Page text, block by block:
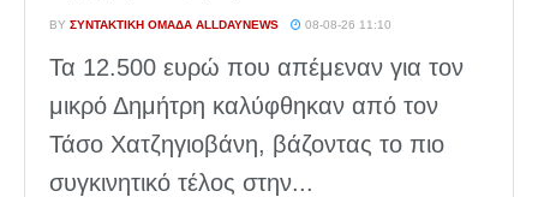
BY ΣΥΝΤΑΚΤΙΚΉ ΟΜΆΔΑ ALLDAYNEWS 08-08-26 11:10
Τα 12.500 ευρώ που απέμεναν για τον
μικρό Δημήτρη καλύφθηκαν από τον
Τάσο Χατζηγιοβάνη, βάζοντας το πιο
συγκινητικό τέλος στην...